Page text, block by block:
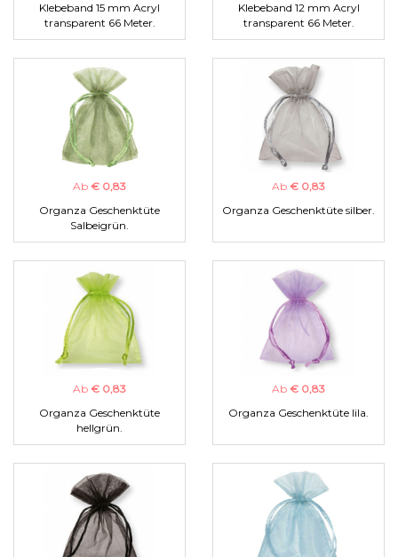
Klebeband 15 mm Acryl
transparent 66 Meter.
Klebeband 12 mm Acryl
transparent 66 Meter.
Ab € 0,83
Organza Geschenktüte
Salbeigrün.
Ab € 0,83
Organza Geschenktüte silber.
Ab € 0,83
Organza Geschenktüte
hellgrün.
Ab € 0,83
Organza Geschenktüte lila.